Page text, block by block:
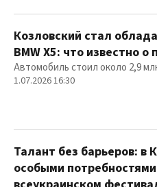
Козловский стал
BMW X5: что известно о
Автомобиль стоил около 2,9
1.07.2026 16:30
Талант без барьеров: в
особыми